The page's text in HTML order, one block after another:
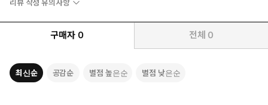
(Black Tide)’라고 명명한다.
위기가 거대화, 복합화, 일상화되는 블랙타이드 시대, 우리는 어떻
앞으로 블랙타이드가 전 산업에 미치는 영향은 더욱 커질 것이
연세대학교 공과대학을 졸업한 후 KAIST에서 석사학위를 받았다.
스탠포드대학교에서 경영공학 박사학위를 받은 후, 미국 에너지부
산하 세계변화연구소의 선임연구원으로 근무했으며, 현재 KAIST
기술경영학부 교수로서 녹색성장대학원장과 글로벌전략연구소 지
속발전센터장을 맡고 있다.
리뷰 작성 유의사항
구매자 0 전체 0
최신순 공감순 별점 높은순 별점 낮은순